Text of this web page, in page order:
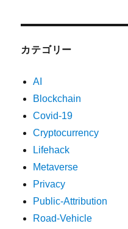
カテゴリー
AI
Blockchain
Covid-19
Cryptocurrency
Lifehack
Metaverse
Privacy
Public-Attribution
Road-Vehicle